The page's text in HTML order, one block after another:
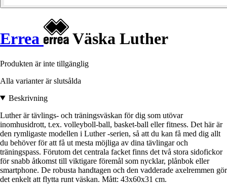
Errea Väska Luther
Produkten är inte tillgänglig
Alla varianter är slutsålda
Beskrivning
Luther är tävlings- och träningsväskan för dig som utövar
inomhusidrott, t.ex. volleyboll-ball, basket-ball eller fitness. Det här är
den rymligaste modellen i Luther -serien, så att du kan få med dig allt
du behöver för att få ut mesta möjliga av dina tävlingar och
träningspass. Förutom det centrala facket finns det två stora sidofickor
för snabb åtkomst till viktigare föremål som nycklar, plånbok eller
smartphone. De robusta handtagen och den vadderade axelremmen gör
det enkelt att flytta runt väskan. Mått: 43x60x31 cm.